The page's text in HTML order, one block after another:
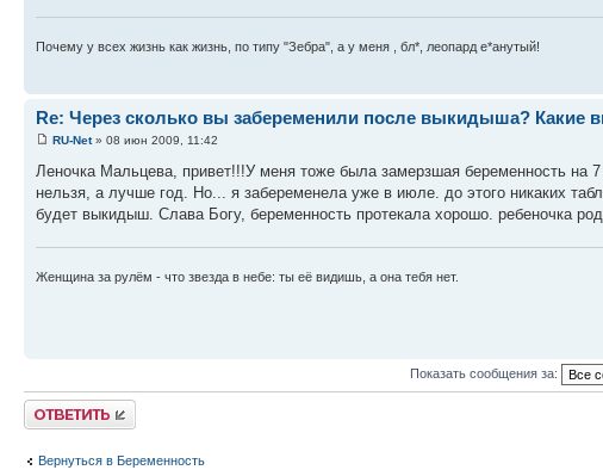
Почему у всех жизнь как жизнь, по типу "Зебра", а у меня , бл*, леопард е*анутый!
Re: Через сколько вы забеременили после выкидыша? Какие
RU-Net» 08 июн 2009, 11:42
Леночка Мальцева, привет!!!У меня тоже была замерзшая беременность на
нельзя, а лучше год. Но... я забеременела уже в июле. до этого никаких
будет выкидыш. Слава Богу, беременность протекала хорошо. ребеночка
Женщина за рулём - что звезда в небе: ты её видишь, а она тебя нет.
Показать сообщения за:
Ответить
Вернуться в Беременность